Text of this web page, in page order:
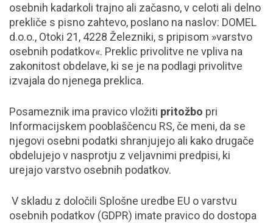
osebnih kadarkoli trajno ali začasno, v celoti ali delno
prekliče s pisno zahtevo, poslano na naslov: DOMEL
d.o.o., Otoki 21, 4228 Železniki, s pripisom »varstvo
osebnih podatkov«. Preklic privolitve ne vpliva na
zakonitost obdelave, ki se je na podlagi privolitve
izvajala do njenega preklica.
Posameznik ima pravico vložiti pritožbo pri
Informacijskem pooblaščencu RS, če meni, da se
njegovi osebni podatki shranjujejo ali kako drugače
obdelujejo v nasprotju z veljavnimi predpisi, ki
urejajo varstvo osebnih podatkov.
V skladu z določili Splošne uredbe EU o varstvu
osebnih podatkov (GDPR) imate pravico do dostopa